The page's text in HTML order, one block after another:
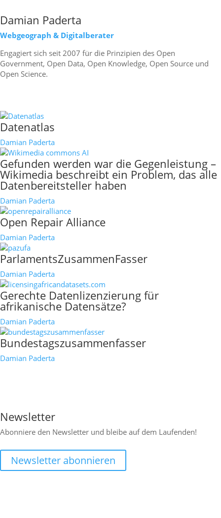
Damian Paderta
Webgeograph & Digitalberater
Engagiert sich seit 2007 für die Prinzipien des Open
Government, Open Data, Open Knowledge, Open Source und
Open Science.
Datenatlas
Damian Paderta
Gefunden werden war die Gegenleistung –
Wikimedia beschreibt ein Problem, das alle
Datenbereitsteller haben
Damian Paderta
Open Repair Alliance
Damian Paderta
ParlamentsZusammenFasser
Damian Paderta
Gerechte Datenlizenzierung für
afrikanische Datensätze?
Damian Paderta
Bundestagszusammenfasser
Damian Paderta
Newsletter
Abonniere den Newsletter und bleibe auf dem Laufenden!
Newsletter abonnieren